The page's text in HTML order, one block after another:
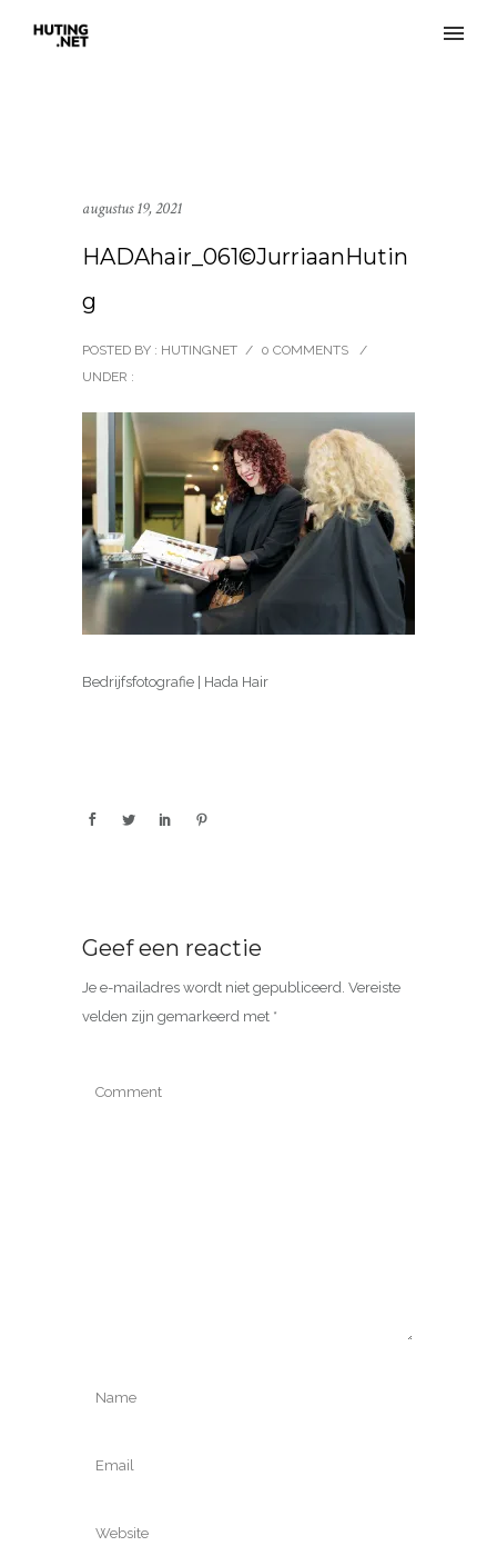
augustus 19, 2021
HADAhair_061©JurriaanHutin
g
POSTED BY : HUTINGNET / 0 COMMENTS
/
UNDER :
Bedrijfsfotografie | Hada Hair
Geef een reactie
Je e-mailadres wordt niet gepubliceerd. Vereiste
velden zijn gemarkeerd met *